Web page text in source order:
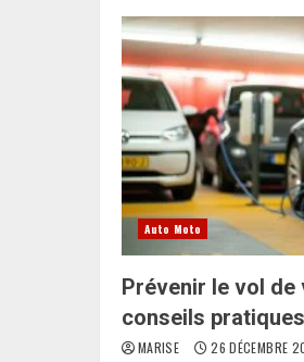
Auto Moto
Prévenir le vol de
conseils
MARISE 26 DÉCEMBRE